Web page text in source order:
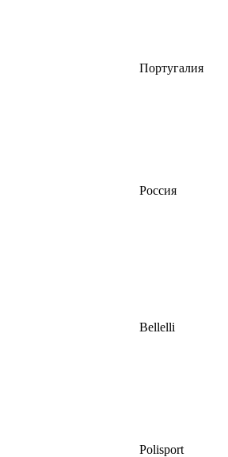
Португалия
Россия
Bellelli
Polisport